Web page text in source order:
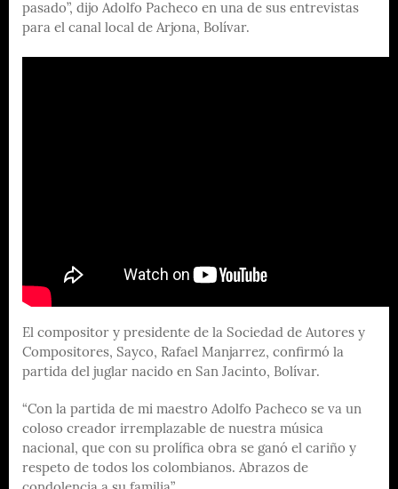
pasado”, dijo Adolfo Pacheco en una de sus entrevistas
para el canal local de Arjona, Bolívar.
El compositor y presidente de la Sociedad de Autores y
Compositores, Sayco, Rafael Manjarrez, confirmó la
partida del juglar nacido en San Jacinto, Bolívar.
“Con la partida de mi maestro Adolfo Pacheco se va un
coloso creador irremplazable de nuestra música
nacional, que con su prolífica obra se ganó el cariño y
respeto de todos los colombianos. Abrazos de